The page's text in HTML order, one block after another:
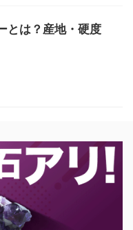
とは？産地・硬度